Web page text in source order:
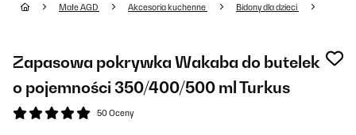
Małe AGD Akcesoria kuchenne Bidony dla dzieci
Zapasowa pokrywka Wakaba do butelek
o pojemności 350/400/500 ml Turkus
50 Oceny